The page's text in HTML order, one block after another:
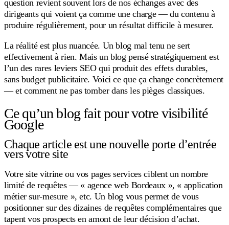
question revient souvent lors de nos échanges avec des
dirigeants qui voient ça comme une charge — du contenu à
produire régulièrement, pour un résultat difficile à mesurer.
La réalité est plus nuancée. Un blog mal tenu ne sert
effectivement à rien. Mais un blog pensé stratégiquement est
l’un des rares leviers SEO qui produit des effets durables,
sans budget publicitaire. Voici ce que ça change concrètement
— et comment ne pas tomber dans les pièges classiques.
Ce qu’un blog fait pour votre visibilité
Google
Chaque article est une nouvelle porte d’entrée
vers votre site
Votre site vitrine ou vos pages services ciblent un nombre
limité de requêtes — « agence web Bordeaux », « application
métier sur-mesure », etc. Un blog vous permet de vous
positionner sur des dizaines de requêtes complémentaires que
tapent vos prospects en amont de leur décision d’achat.